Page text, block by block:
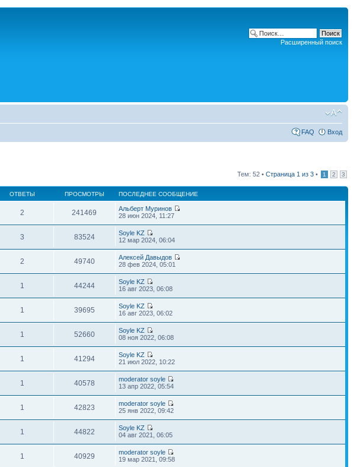
Расширенный поиск
FAQ Вход
Тем: 52 • Страница 1 из 3 • 1 2 3
ОТВЕТЫ ПРОСМОТРЫ ПОСЛЕДНЕЕ СООБЩЕНИЕ
2 241469
Альберт Муринов
28 июн 2024, 11:27
3 83524
Soyle KZ
12 мар 2024, 06:04
2 49740
Алексей Давыдов
28 фев 2024, 05:01
1 44244
Soyle KZ
16 авг 2023, 06:08
1 39695
Soyle KZ
16 авг 2023, 06:02
1 52660
Soyle KZ
08 ноя 2022, 06:08
1 41294
Soyle KZ
21 июл 2022, 10:22
1 40578
moderator soyle
13 апр 2022, 05:54
1 42823
moderator soyle
25 янв 2022, 09:42
1 44822
Soyle KZ
04 авг 2021, 06:05
1 40929
moderator soyle
19 мар 2021, 09:58